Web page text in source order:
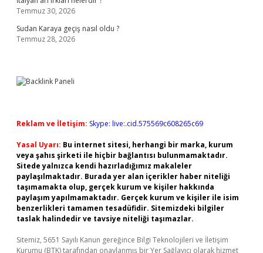
Temmuz 30, 2026
Sudan Karaya geçiş nasıl oldu ?
Temmuz 28, 2026
Reklam ve İletişim: Skype: live:.cid.575569c608265c69
Yasal Uyarı: Bu internet sitesi, herhangi bir marka, kurum
veya şahıs şirketi ile hiçbir bağlantısı bulunmamaktadır.
Sitede yalnızca kendi hazırladığımız makaleler
paylaşılmaktadır. Burada yer alan içerikler haber niteliği
taşımamakta olup, gerçek kurum ve kişiler hakkında
paylaşım yapılmamaktadır. Gerçek kurum ve kişiler ile isim
benzerlikleri tamamen tesadüfidir. Sitemizdeki bilgiler
taslak halindedir ve tavsiye niteliği taşımazlar.
Sitemiz, 5651 Sayılı Kanun gereğince Bilgi Teknolojileri ve İletişim
Kurumu (BTK) tarafından onaylanmış bir Yer Sağlayıcı olarak hizmet